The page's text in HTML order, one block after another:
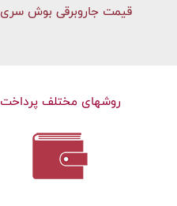
قیمت جاروبرقی بوش سری ۸
روشهای مختلف پرداخت